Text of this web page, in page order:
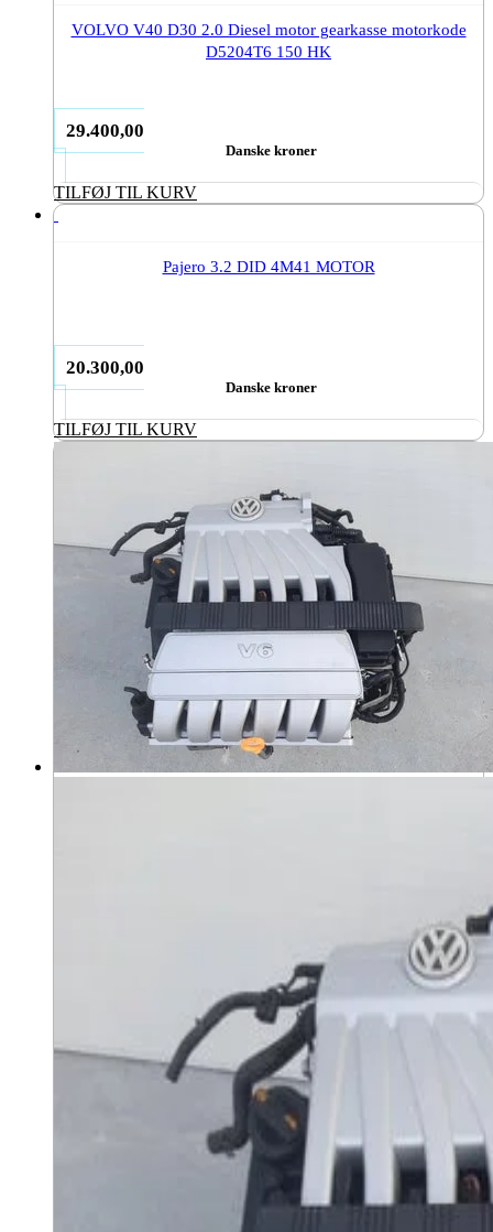
VOLVO V40 D30 2.0 Diesel motor gearkasse motorkode
D5204T6 150 HK
29.400,00
Danske kroner
TILFØJ TIL KURV
Pajero 3.2 DID 4M41 MOTOR
20.300,00
Danske kroner
TILFØJ TIL KURV